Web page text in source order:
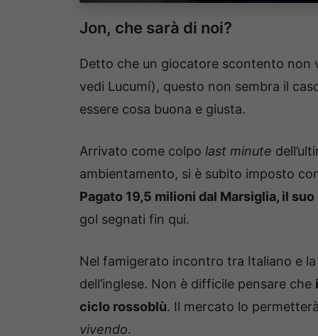
Jon, che sarà di noi?
Detto che un giocatore scontento non
vedi Lucumí), questo non sembra il
essere cosa buona e giusta.
Arrivato come colpo last minute
ambientamento, si è subito imposto
Pagato 19,5 milioni dal Marsiglia, il
gol segnati fin qui.
Nel famigerato incontro tra Italiano e
dell’inglese. Non è difficile pensare che
ciclo rossoblù. Il mercato lo
vivendo.